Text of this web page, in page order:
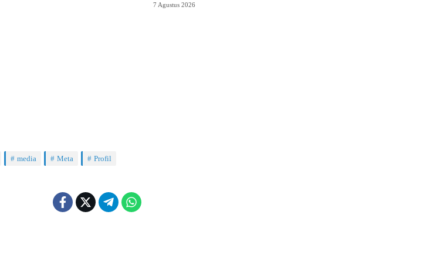
media Meta
Profil
7 Agustus 2026